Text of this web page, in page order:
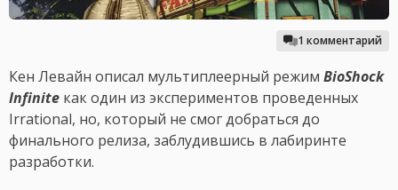
1 комментарий
Кен Левайн описал мультиплеерный режим BioShock
Infinite как один из экспериментов проведенных
Irrational, но, который не смог добраться до
финального релиза, заблудившись в лабиринте
разработки.